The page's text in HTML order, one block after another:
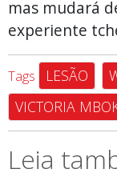
mas mudará
experiente
Tags LESÃO
VICTORIA
Leia